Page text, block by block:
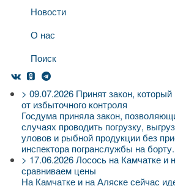
Новости
О нас
Поиск
> 09.07.2026 Принят закон,
от избыточного контроля
Госдума приняла закон,
случаях проводить погрузку,
уловов и рыбной продукции без
инспектора погранслужбы на борту.
> 17.06.2026Лосось на Камчатке и
сравниваем цены
На Камчатке и на Аляске сейчас